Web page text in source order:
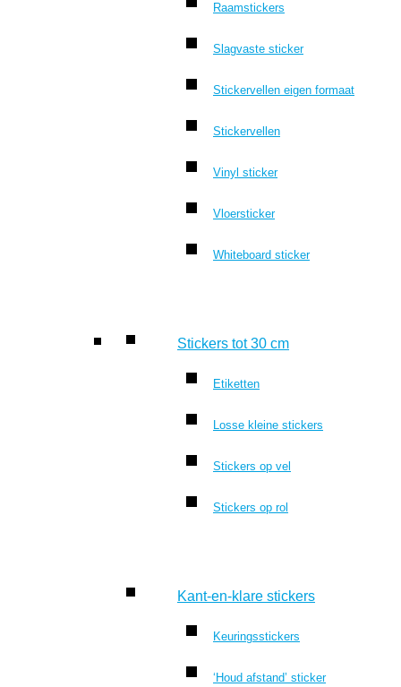
Raamstickers
Slagvaste sticker
Stickervellen eigen formaat
Stickervellen
Vinyl sticker
Vloersticker
Whiteboard sticker
Stickers tot 30 cm
Etiketten
Losse kleine stickers
Stickers op vel
Stickers op rol
Kant-en-klare stickers
Keuringsstickers
‘Houd afstand’ sticker